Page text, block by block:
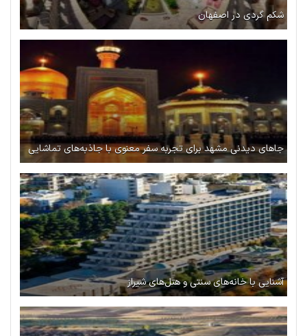
شکم گردی در اصفهان
جاهای دیدنی مشهد برای تجربه سفر معنوی با جاذبه‌های تماشایی
آشنایی با خانه‌های سنتی و هتل‌های شیراز